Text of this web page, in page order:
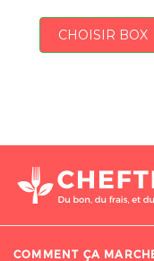
CHOISIR BOX
COMMENT ÇA